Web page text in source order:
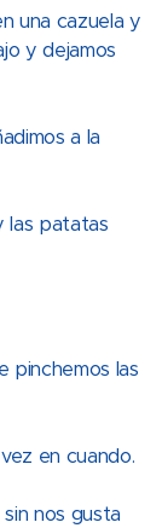
una cazuela y
y dejamos
a la
las patatas
pinchemos las
en cuando.
nos gusta